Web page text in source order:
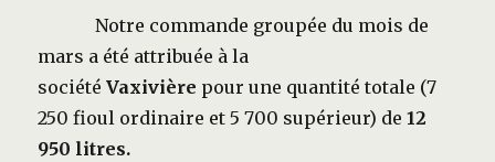
Notre commande groupée du mois de
mars a été attribuée à la
sociétéVaxivière pour une quantité totale (7
250 fioul ordinaire et 5 700 supérieur) de12
950 litres.